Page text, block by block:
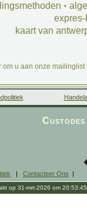
•
kaart van
om u aan onze mailinglist
| Contacteer Ons |
op 31-mrt-2026 om